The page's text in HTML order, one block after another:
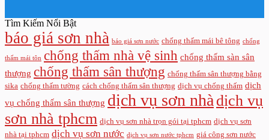
Tìm Kiếm Nổi Bật
báo giá sơn nhà báo giá sơn nước chống thấm mái bê tông chống
thấm mái tôn chống thấm nhà vệ sinh chống thấm sàn sân
thượng chống thấm sân thượng chống thấm sân thượng bằng
sika chống thấm tường cách chống thấm sân thượng dịch vụ chống thấm dịch
vụ chống thấm sân thượng dịch vụ sơn nhà dịch vụ
sơn nhà tphcm dịch vụ sơn nhà trọn gói tại tphcm dịch vụ sơn
nhà tại tphcm dịch vụ sơn nước dịch vụ sơn nước tphcm giá công sơn nước